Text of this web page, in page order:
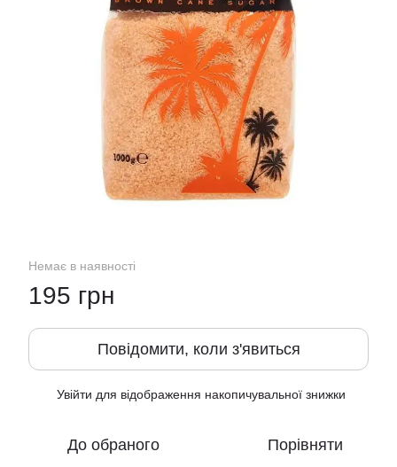
Немає в наявності
195 грн
Повідомити, коли з'явиться
Увійти для відображення накопичувальної знижки
До обраного Порівняти